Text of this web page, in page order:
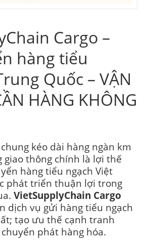
Cargo –
hàng tiểu
Quốc – VẬN
HÀNG KHÔNG
kéo dài hàng ngàn km
giao thông chính là lợi thế
hàng tiểu ngạch Việt
phát triển thuận lợi trong
VietSupplyChain Cargo
dịch vụ gửi hàng tiểu ngạch
tạo ưu thế cạnh tranh
phát hàng hóa.